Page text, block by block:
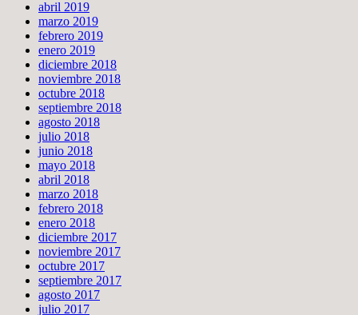
abril 2019
marzo 2019
febrero 2019
enero 2019
diciembre 2018
noviembre 2018
octubre 2018
septiembre 2018
agosto 2018
julio 2018
junio 2018
mayo 2018
abril 2018
marzo 2018
febrero 2018
enero 2018
diciembre 2017
noviembre 2017
octubre 2017
septiembre 2017
agosto 2017
julio 2017